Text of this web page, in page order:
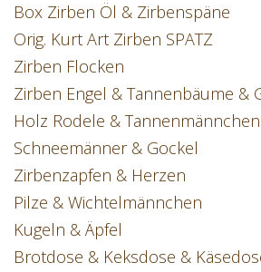
Box Zirben Öl & Zirbenspäne
Orig. Kurt Art Zirben SPATZ
Zirben Flocken
Zirben Engel & Tannenbäume &
Holz Rodele & Tannenmännchen
Schneemänner & Gockel
Zirbenzapfen & Herzen
Pilze & Wichtelmännchen
Kugeln & Äpfel
Brotdose & Keksdose &